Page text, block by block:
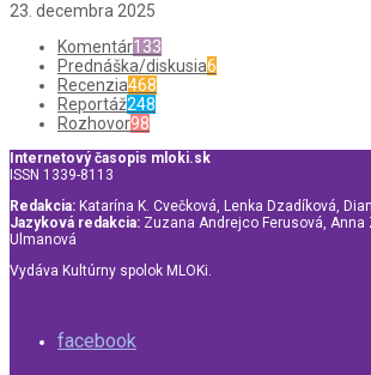
23. decembra 2025
Komentár133
Prednáška/diskusia6
Recenzia468
Reportáž248
Rozhovor98
Internetový časopis mloki.sk
ISSN 1339-8113
Redakcia: Katarína K. Cvečková, Lenka Dzadíková,
Jazyková redakcia: Zuzana Andrejco Ferusová, Anna
Ulmanová
Vydáva Kultúrny spolok MLOKi.
facebook